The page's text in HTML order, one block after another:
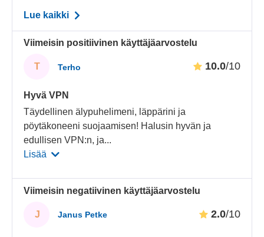
Lue kaikki
Viimeisin positiivinen käyttäjäarvostelu
T Terho 10.0/10
Hyvä VPN
Täydellinen älypuhelimeni, läppärini ja
pöytäkoneeni suojaamisen! Halusin hyvän ja
edullisen VPN:n, ja...
Lisää
Viimeisin negatiivinen käyttäjäarvostelu
J Janus Petke 2.0/10